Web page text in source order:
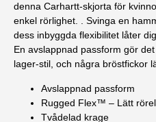
denna Carhartt-skjorta för
enkel rörlighet. . Svinga en
dess inbyggda flexibilitet låter
En avslappnad passform gör
lager-stil, och några bröstfickor
Avslappnad passform
Rugged Flex™ – Lätt
Tvådelad krage